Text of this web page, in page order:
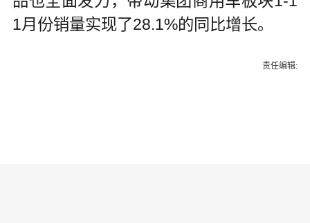
1月份销量实现了28.1%的同比增长。
责任编辑: